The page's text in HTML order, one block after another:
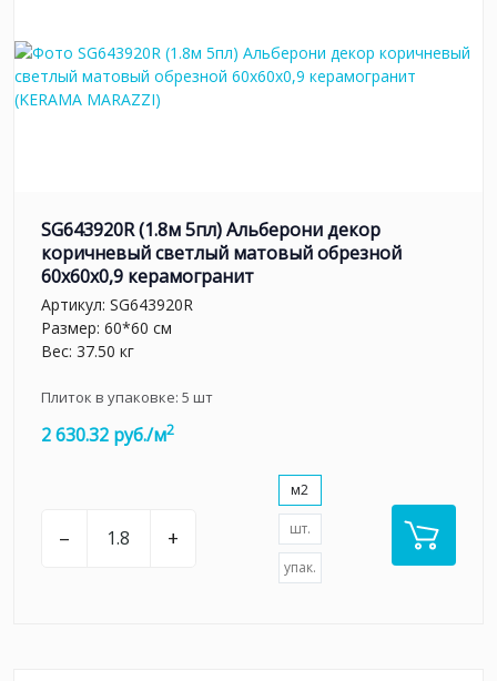
SG643920R (1.8м 5пл) Альберони декор
коричневый светлый матовый обрезной
60x60x0,9 керамогранит
Артикул: SG643920R
Размер: 60*60 см
Вес: 37.50 кг
Плиток в упаковке: 5 шт
2 630.32 руб./м2
– +
м2
шт.
упак.